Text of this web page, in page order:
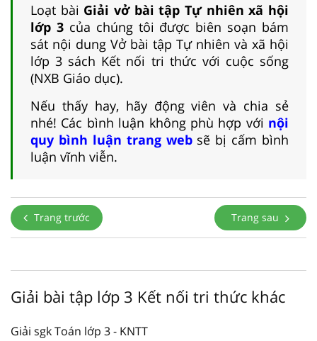
Loạt bài Giải vở bài tập Tự nhiên xã hội
lớp 3của chúng tôi được biên soạn bám
sát nội dung Vở bài tập Tự nhiên và xã hội
lớp 3 sách Kết nối tri thức với cuộc sống
(NXB Giáo dục).
Nếu thấy hay, hãy động viên và chia sẻ
nhé! Các bình luận không phù hợp với nội
quy bình luận trang websẽ bị cấm bình
luận vĩnh viễn.
Trang trước Trang sau
Giải bài tập lớp 3 Kết nối tri thức khác
Giải sgk Toán lớp 3 - KNTT